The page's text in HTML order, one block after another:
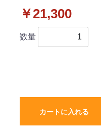
イザー セット ラバータ
イプ 社外新品
￥21,300
数量
カートに入れる